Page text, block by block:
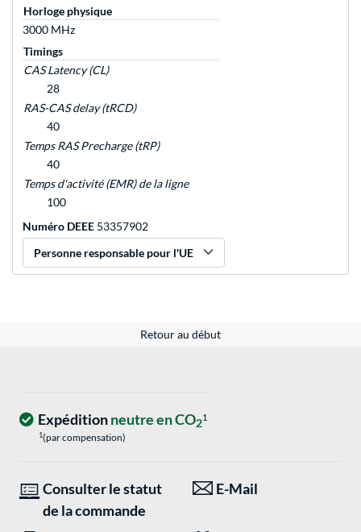
Horloge physique
3000 MHz
Timings
CAS Latency (CL)
28
RAS-CAS delay (tRCD)
40
Temps RAS Precharge (tRP)
40
Temps d'activité (EMR) de la ligne
100
Numéro DEEE 53357902
Personne responsable pour l'UE
Retour au début
Expéditionneutre en CO21
1(par compensation)
Consulter le statut
de la commande
E-Mail